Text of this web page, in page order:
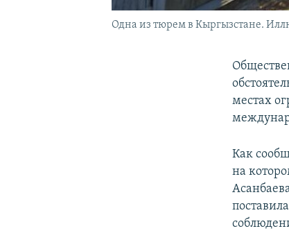
Одна из тюрем в Кыргызстане.
местах
Как
на